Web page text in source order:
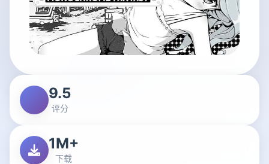
9.5
评分
1M+
下载